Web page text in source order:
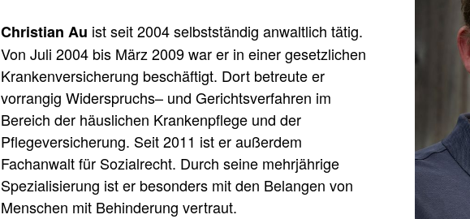
Christian Au ist seit 2004 selbstständig anwaltlich tätig.
Von Juli 2004 bis März 2009 war er in einer gesetzlichen
Krankenversicherung beschäftigt. Dort betreute er
vorrangig Widerspruchs– und Gerichtsverfahren im
Bereich der häuslichen Krankenpflege und der
Pflegeversicherung. Seit 2011 ist er außerdem
Fachanwalt für Sozialrecht. Durch seine mehrjährige
Spezialisierung ist er besonders mit den Belangen von
Menschen mit Behinderung vertraut.